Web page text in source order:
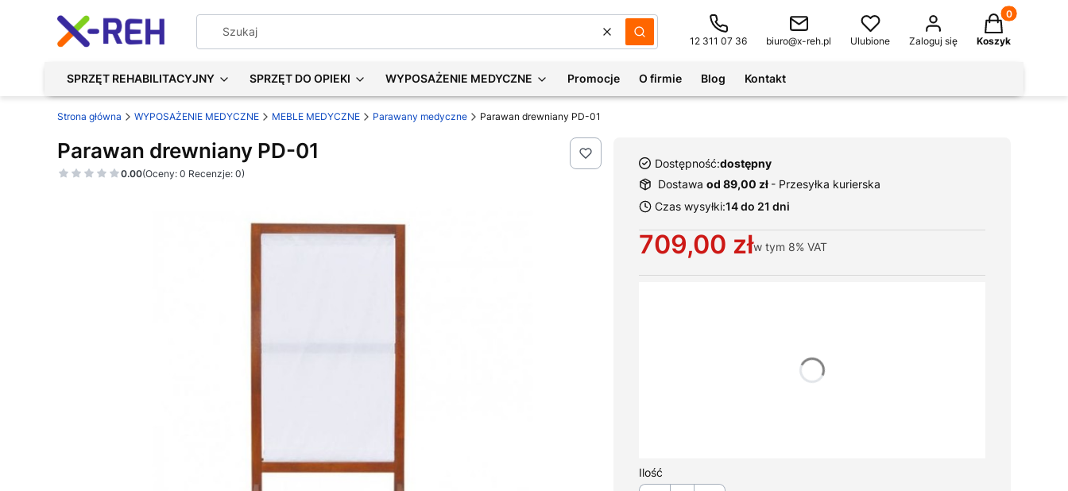
WyczyśćSzukaj 12 311 07 36 biuro@x-reh.pl Ulubione Zaloguj się
Produkty w
Koszyk
SPRZĘT REHABILITACYJNY SPRZĘT DO OPIEKI WYPOSAŻENIE MEDYCZNE Promocje O firmie Blog Kontakt
Strona główna WYPOSAŻENIE MEDYCZNE MEBLE MEDYCZNE Parawany medyczne Parawan drewniany PD-01
Parawan drewniany PD-01
0.00(Oceny: 0 Recenzje: 0)
Dostępność:dostępny
Dostawa od 89,00 zł - Przesyłka kurierska
Czas wysyłki:14 do 21 dni
Cena
709,00 złw tym 8% VAT
Pokaż wszystkie kolory
Ilość